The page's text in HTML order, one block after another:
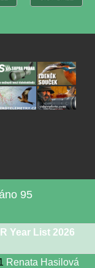
95
Year List 2026
Renata Hasilová